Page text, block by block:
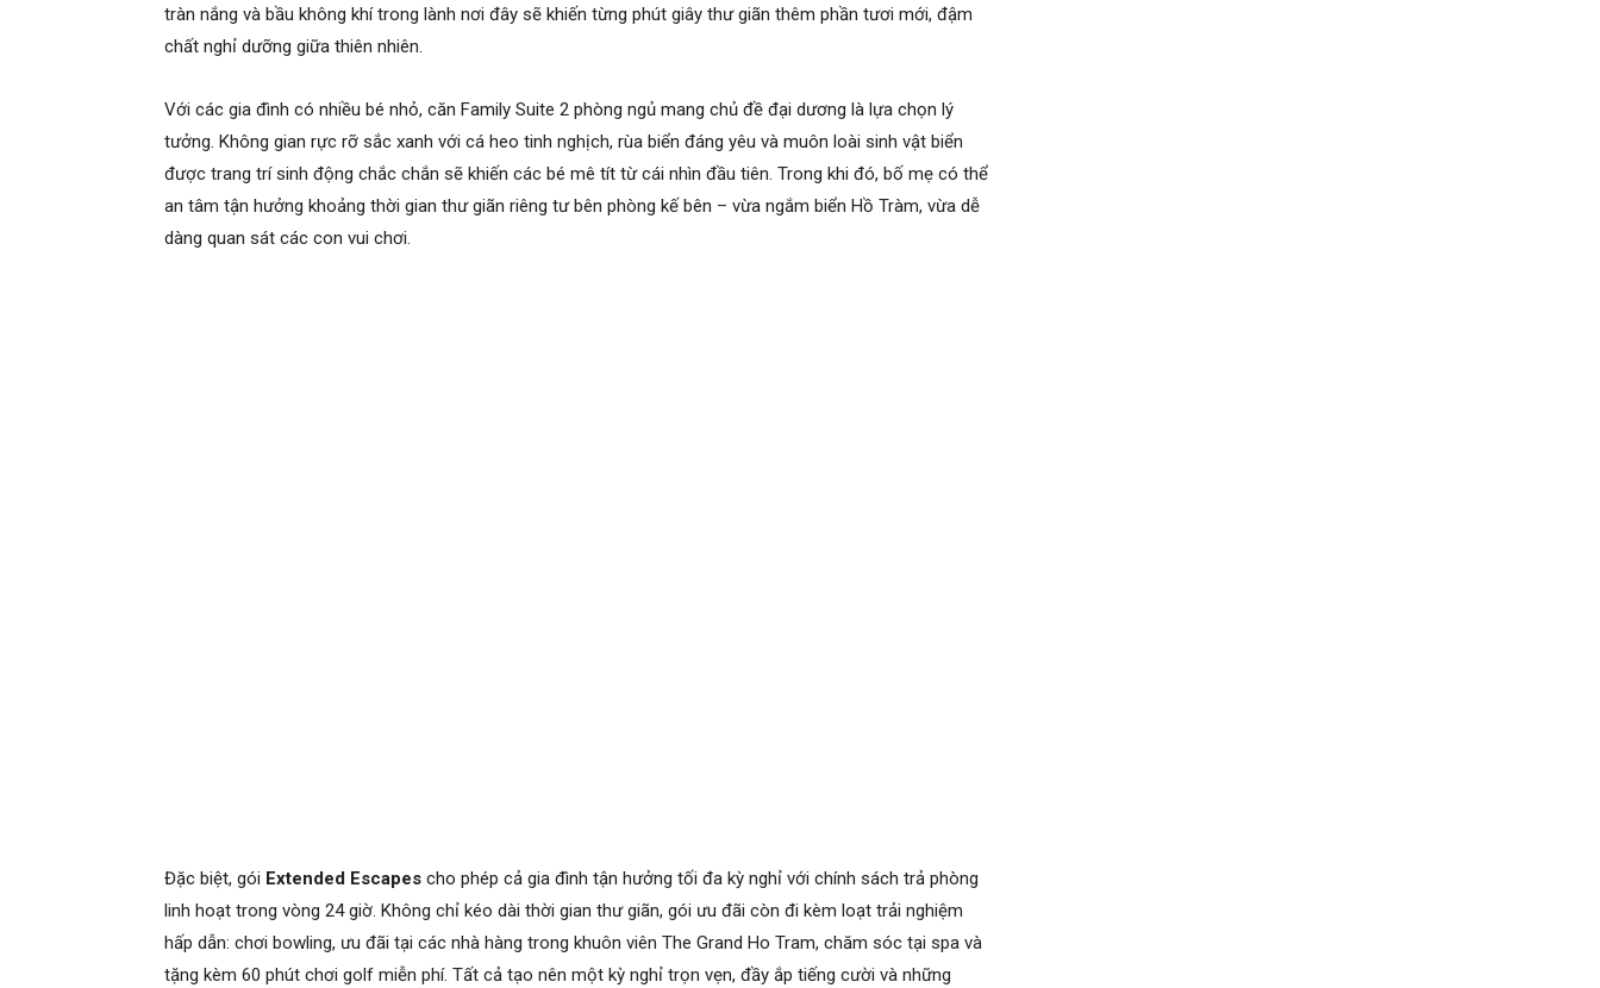
tràn nắng và bầu không khí trong lành nơi đây sẽ khiến từng phút giây thư giãn thêm phần tươi mới, đậm
chất nghỉ dưỡng giữa thiên nhiên.
Với các gia đình có nhiều bé nhỏ, căn Family Suite 2 phòng ngủ mang chủ đề đại dương là lựa chọn lý
tưởng. Không gian rực rỡ sắc xanh với cá heo tinh nghịch, rùa biển đáng yêu và muôn loài sinh vật biển
được trang trí sinh động chắc chắn sẽ khiến các bé mê tít từ cái nhìn đầu tiên. Trong khi đó, bố mẹ có thể
an tâm tận hưởng khoảng thời gian thư giãn riêng tư bên phòng kế bên – vừa ngắm biển Hồ Tràm, vừa dễ
dàng quan sát các con vui chơi.
Đặc biệt, gói Extended Escapes cho phép cả gia đình tận hưởng tối đa kỳ nghỉ với chính sách trả phòng
linh hoạt trong vòng 24 giờ. Không chỉ kéo dài thời gian thư giãn, gói ưu đãi còn đi kèm loạt trải nghiệm
hấp dẫn: chơi bowling, ưu đãi tại các nhà hàng trong khuôn viên The Grand Ho Tram, chăm sóc tại spa và
tặng kèm 60 phút chơi golf miễn phí. Tất cả tạo nên một kỳ nghỉ trọn vẹn, đầy ắp tiếng cười và những